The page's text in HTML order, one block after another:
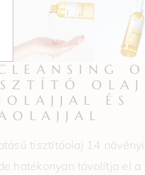
OLAJ
ÉS
tisztítóolaj 14
hatékonyan távolítja el a